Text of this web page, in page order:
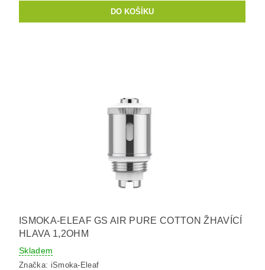
ISMOKA-ELEAF GS AIR PURE COTTON ŽHAVÍCÍ
HLAVA 1,2OHM
Skladem
Značka: iSmoka-Eleaf